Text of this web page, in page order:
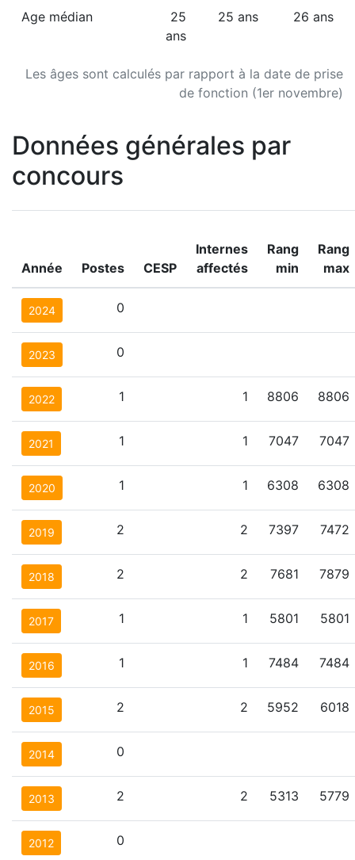
Les âges sont calculés par rapport à la date de prise
de fonction (1er novembre)
Age médian
25
ans
25 ans 26 ans
Données générales par
concours
Année Postes CESP
Internes
affectés
Rang
min
Rang
max
2024 0
2023 0
2022 1 1 8806 8806
2021 1 1 7047 7047
2020 1 1 6308 6308
2019 2 2 7397 7472
2018 2 2 7681 7879
2017 1 1 5801 5801
2016 1 1 7484 7484
2015 2 2 5952 6018
2014 0
2013 2 2 5313 5779
2012 0